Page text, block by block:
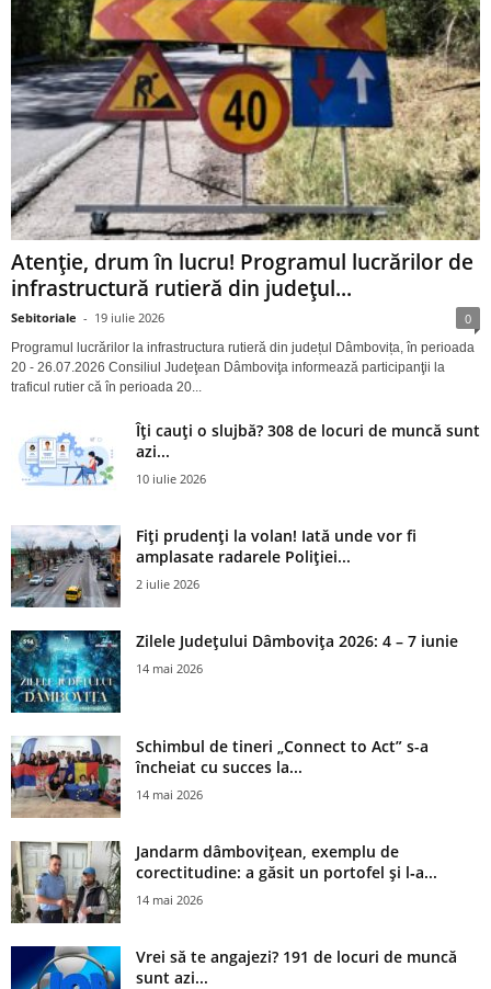
Atenție, drum în lucru! Programul lucrărilor de
infrastructură rutieră din județul...
Sebitoriale - 19 iulie 2026 0
Programul lucrărilor la infrastructura rutieră din județul Dâmbovița, în perioada
20 - 26.07.2026 Consiliul Judeţean Dâmboviţa informează participanţii la
traficul rutier că în perioada 20...
Îți cauți o slujbă? 308 de locuri de muncă sunt
azi...
10 iulie 2026
Fiți prudenți la volan! Iată unde vor fi
amplasate radarele Poliției...
2 iulie 2026
Zilele Județului Dâmbovița 2026: 4 – 7 iunie
14 mai 2026
Schimbul de tineri „Connect to Act” s-a
încheiat cu succes la...
14 mai 2026
Jandarm dâmbovițean, exemplu de
corectitudine: a găsit un portofel și l‑a...
14 mai 2026
Vrei să te angajezi? 191 de locuri de muncă
sunt azi...